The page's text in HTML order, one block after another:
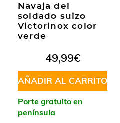
Navaja del
soldado suizo
Victorinox color
verde
49,99€
AÑADIR AL CARRITO
Porte gratuito en
península